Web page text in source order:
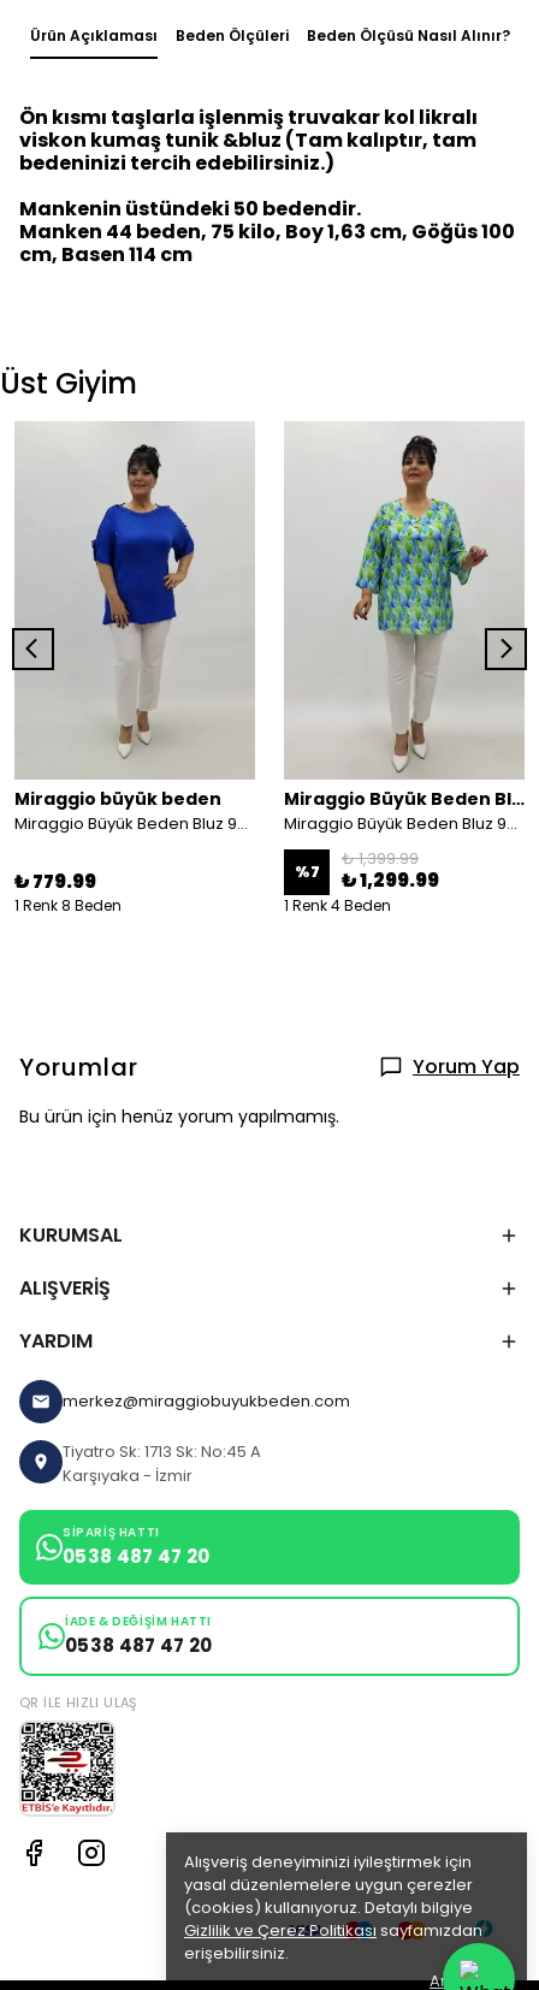
Alışveriş deneyiminizi iyileştirmek için
yasal düzenlemelere uygun çerezler
(cookies) kullanıyoruz. Detaylı bilgiye
Gizlilik ve Çerez Politikası sayfamızdan
erişebilirsiniz.
Anladım
Ürün Açıklaması Beden Ölçüleri Beden Ölçüsü Nasıl Alınır?
Ön kısmı taşlarla işlenmiş truvakar kol likralı
viskon kumaş tunik &bluz (Tam kalıptır, tam
bedeninizi tercih edebilirsiniz.)
Mankenin üstündeki 50 bedendir.
Manken 44 beden, 75 kilo, Boy 1,63 cm, Göğüs 100
cm, Basen 114 cm
Üst Giyim
Miraggio büyük beden
Miraggio Büyük Beden Bluz 99702 SAKS
₺ 779.99
1 Renk 8 Beden
Miraggio Büyük Beden Bluz
Miraggio Büyük Beden Bluz 99672 YEŞİL/MAVİ
%7
₺ 1,399.99
₺ 1,299.99
1 Renk 4 Beden
Yorumlar Yorum Yap
Bu ürün için henüz yorum yapılmamış.
KURUMSAL
ALIŞVERİŞ
YARDIM
merkez@miraggiobuyukbeden.com
Tiyatro Sk: 1713 Sk: No:45 A
Karşıyaka - İzmir
SIPARIŞ HATTI
0538 487 47 20
İADE & DEĞIŞIM HATTI
0538 487 47 20
QR ILE HIZLI ULAŞ